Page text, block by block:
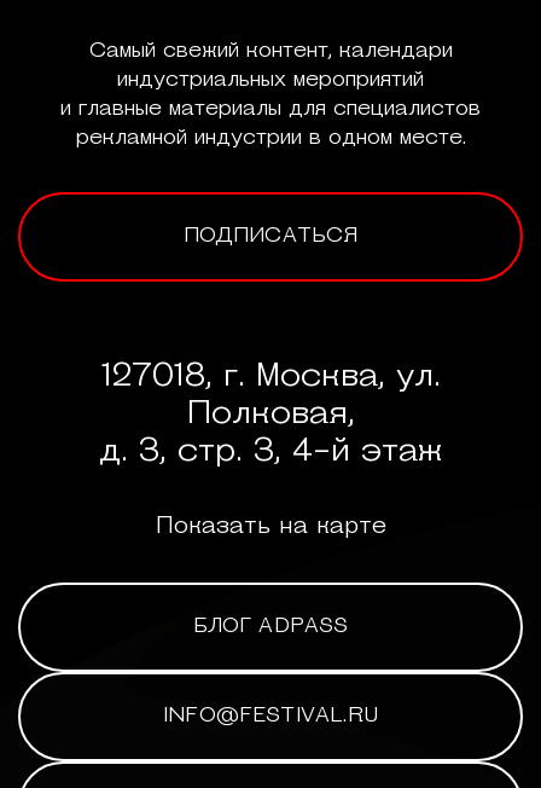
Самый свежий контент, календари
индустриальных мероприятий
и главные материалы для специалистов
рекламной индустрии в одном месте.
ПОДПИСАТЬСЯ
127018, г. Москва, ул.
Полковая,
д. 3, стр. 3, 4-й этаж
Показать на карте
БЛОГ ADPASS
INFO@FESTIVAL.RU